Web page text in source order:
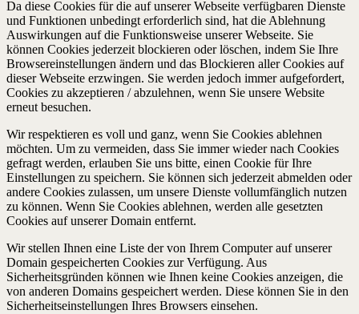
Da diese Cookies für die auf unserer Webseite verfügbaren Dienste
und Funktionen unbedingt erforderlich sind, hat die Ablehnung
Auswirkungen auf die Funktionsweise unserer Webseite. Sie
können Cookies jederzeit blockieren oder löschen, indem Sie Ihre
Browsereinstellungen ändern und das Blockieren aller Cookies auf
dieser Webseite erzwingen. Sie werden jedoch immer aufgefordert,
Cookies zu akzeptieren / abzulehnen, wenn Sie unsere Website
erneut besuchen.
Wir respektieren es voll und ganz, wenn Sie Cookies ablehnen
möchten. Um zu vermeiden, dass Sie immer wieder nach Cookies
gefragt werden, erlauben Sie uns bitte, einen Cookie für Ihre
Einstellungen zu speichern. Sie können sich jederzeit abmelden oder
andere Cookies zulassen, um unsere Dienste vollumfänglich nutzen
zu können. Wenn Sie Cookies ablehnen, werden alle gesetzten
Cookies auf unserer Domain entfernt.
Wir stellen Ihnen eine Liste der von Ihrem Computer auf unserer
Domain gespeicherten Cookies zur Verfügung. Aus
Sicherheitsgründen können wie Ihnen keine Cookies anzeigen, die
von anderen Domains gespeichert werden. Diese können Sie in den
Sicherheitseinstellungen Ihres Browsers einsehen.